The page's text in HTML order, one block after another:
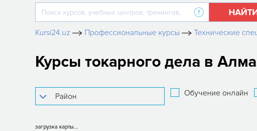
Kursi24.uz Профессиональные курсы Технические
Курсы токарного дела в
Обучение онлайн
загрузка карты...